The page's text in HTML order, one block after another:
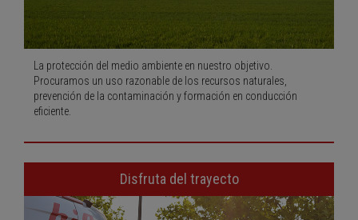
La protección del medio ambiente en nuestro objetivo.
Procuramos un uso razonable de los recursos naturales,
prevención de la contaminación y formación en conducción
eficiente.
Disfruta del trayecto